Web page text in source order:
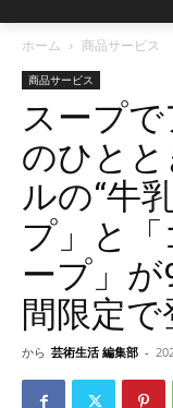
ホーム 商品サービス
商品サービス
スープ
のひと
ルの“牛
プ」と
ープ」
間限定で
から 芸術生活 編集部 -